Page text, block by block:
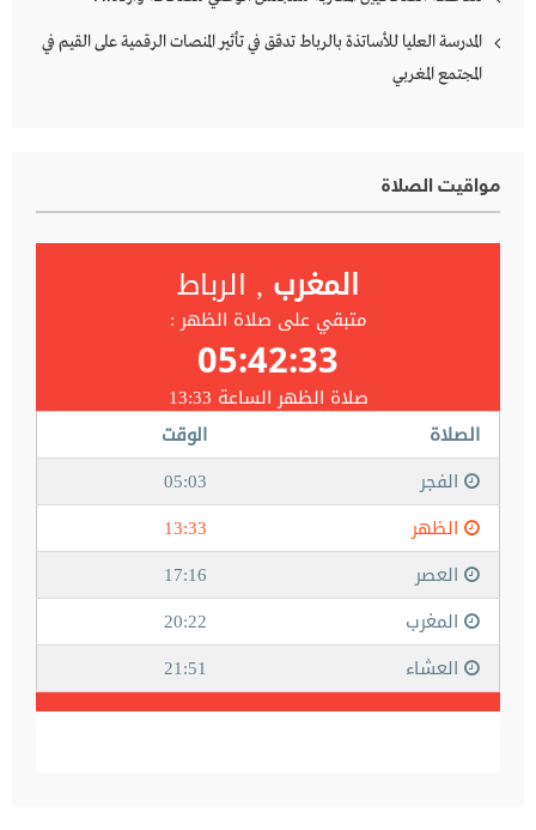
المدرسة العليا للأساتذة بالرباط تدقق في تأثير المنصات الرقمية على القيم في
المجتمع المغربي
مواقيت الصلاة